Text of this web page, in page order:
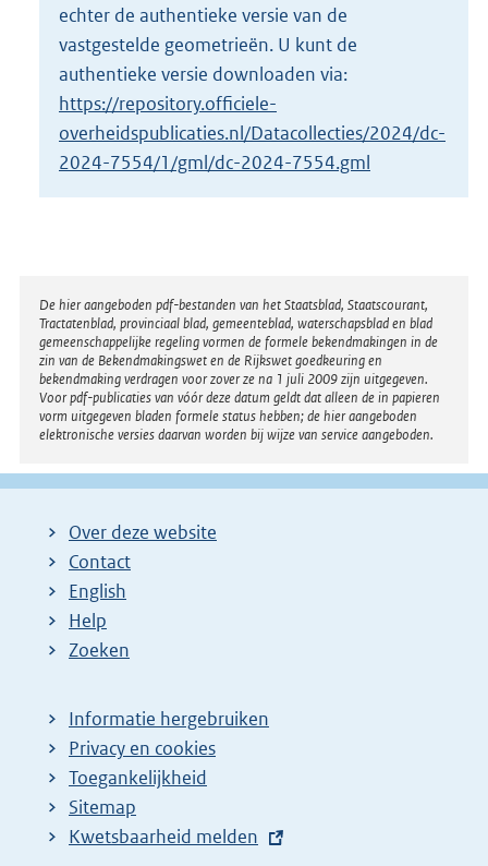
2
K
b
echter de authentieke versie van de
vastgestelde geometrieën. U kunt de
authentieke versie downloaden via:
https://repository.officiele-
overheidspublicaties.nl/Datacollecties/2024/dc-
2024-7554/1/gml/dc-2024-7554.gml
Disclaimer
De hier aangeboden pdf-bestanden van het Staatsblad, Staatscourant,
Tractatenblad, provinciaal blad, gemeenteblad, waterschapsblad en blad
gemeenschappelijke regeling vormen de formele bekendmakingen in de
zin van de Bekendmakingswet en de Rijkswet goedkeuring en
bekendmaking verdragen voor zover ze na 1 juli 2009 zijn uitgegeven.
Voor pdf-publicaties van vóór deze datum geldt dat alleen de in papieren
vorm uitgegeven bladen formele status hebben; de hier aangeboden
elektronische versies daarvan worden bij wijze van service aangeboden.
Over deze website
Contact
English
Help
Zoeken
Informatie hergebruiken
Privacy en cookies
Toegankelijkheid
Sitemap
E
Kwetsbaarheid melden